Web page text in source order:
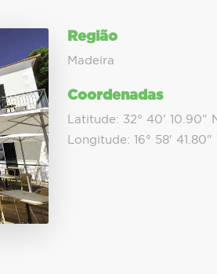
Região
Madeira
Coordenadas
Latitude: 32° 40' 10.90"
Longitude: 16° 58'